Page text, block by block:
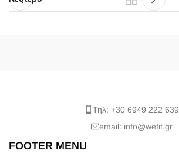
Τηλ: +30 6949 222 639
email: info@wefit.gr
FOOTER MENU